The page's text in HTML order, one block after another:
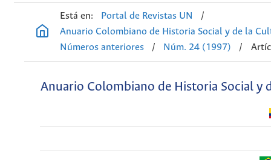
Está en: Portal de Revistas UN
/
Anuario Colombiano de Historia Social y de la
Números anteriores
/ Núm. 24 (1997) /
Anuario Colombiano de Historia Social y